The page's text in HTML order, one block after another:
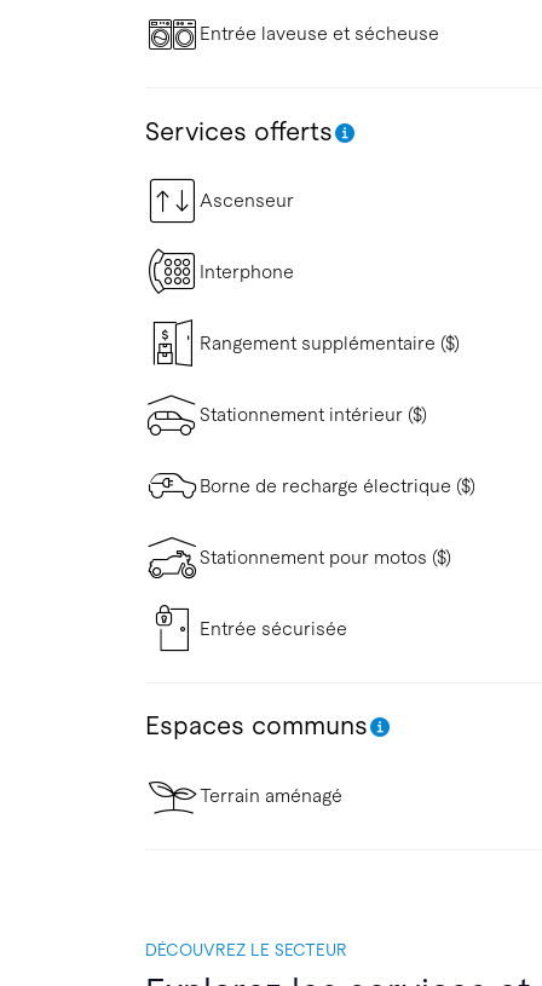
Entrée laveuse et sécheuse
Services offerts
Ascenseur
Interphone
Rangement supplémentaire ($)
Stationnement intérieur ($)
Borne de recharge électrique ($)
Stationnement pour motos ($)
Entrée sécurisée
Espaces communs
Terrain aménagé
DÉCOUVREZ LE SECTEUR